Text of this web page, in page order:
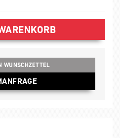
WUNSCHZETTEL